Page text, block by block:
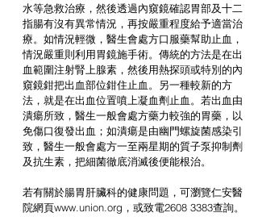
水等急救治療，然後透過內窺鏡確認胃部及十二
指腸有沒有異常情況，再按嚴重程度給予適當治
療。如情況輕微，醫生會處方口服藥幫助止血，
情況嚴重則利用胃鏡施手術。傳統的方法是在出
血範圍注射腎上腺素，然後用熱探頭或特別的內
窺鏡鉗把出血部位鉗住止血。另一種較新的方
法，就是在出血位置噴上凝血劑止血。若出血由
潰瘍所致，醫生一般會處方藥力較強的胃藥，以
免傷口復發出血；如潰瘍是由幽門螺旋菌感染引
致，醫生一般會處方一至兩星期的質子泵抑制劑
及抗生素，把細菌徹底消滅後便能根治。
若有關於腸胃肝臟科的健康問題，可瀏覽仁安醫
院網頁www.union.org，或致電2608 3383查詢。